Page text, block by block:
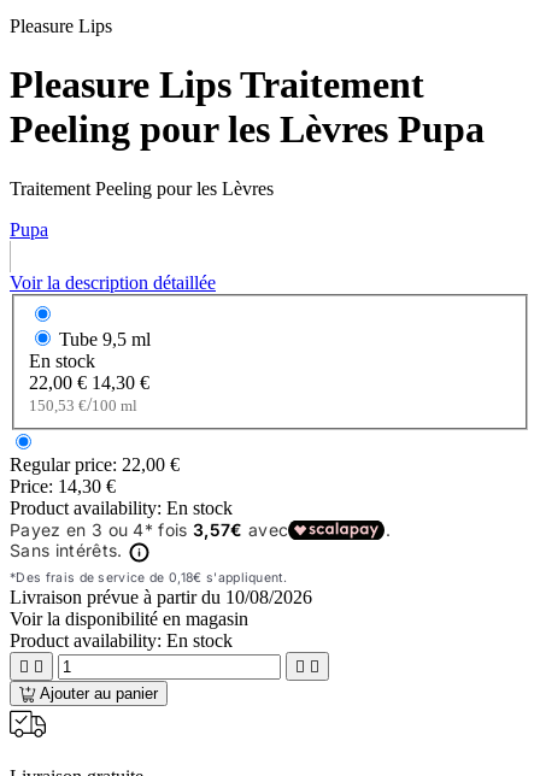
Pleasure Lips
Pleasure Lips Traitement
Peeling pour les Lèvres Pupa
Traitement Peeling pour les Lèvres
Pupa
Voir la description détaillée
Tube 9,5 ml
En stock
22,00 € 14,30 €
150,53 €/100 ml
Regular price: 22,00 €
Price: 14,30 €
Product availability: En stock
Livraison prévue à partir du 10/08/2026
Voir la disponibilité en magasin
Product availability: En stock
   
Ajouter au panier